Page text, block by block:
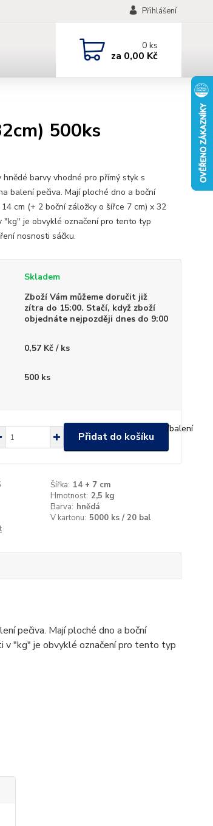
Přihlášení
0ks
za 0,00 Kč
500ks
barvy vhodné pro přímý styk s
balení pečiva. Mají ploché dno a boční
14 cm (+ 2 boční záložky o šířce 7 cm) x 32
"kg" je obvyklé označení pro tento typ
nosnosti sáčku.
Skladem
Zboží Vám můžeme doručit již
zítra do 15:00. Stačí, když zboží
objednáte nejpozději dnes do 9:00
0,57 Kč / ks
500 ks
/balení
Přidat do košíku
Šířka: 14 + 7 cm
Hmotnost: 2,5 kg
Barva: hnědá
V kartonu: 5000 ks / 20 bal
pečiva. Mají ploché dno a boční
v "kg" je obvyklé označení pro tento typ